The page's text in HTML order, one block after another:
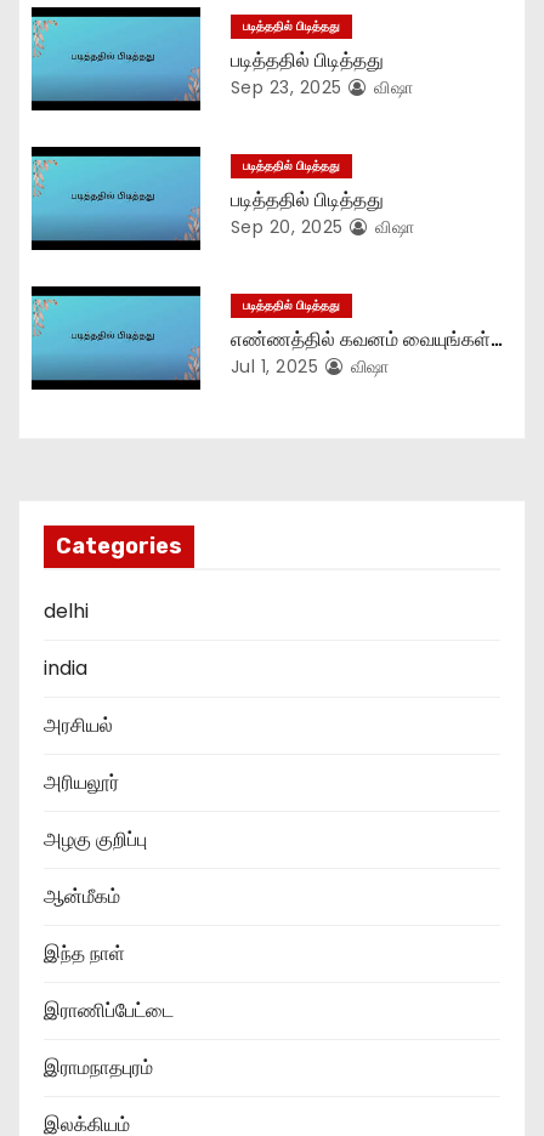
a
t
i
o
n
படித்ததில் பிடித்தது
படித்ததில் பிடித்தது
Sep 23, 2025 விஷா
படித்ததில் பிடித்தது
படித்ததில் பிடித்தது
Sep 20, 2025 விஷா
படித்ததில் பிடித்தது
எண்ணத்தில் கவனம் வையுங்கள்…
Jul 1, 2025 விஷா
Categories
delhi
india
அரசியல்
அரியலூர்
அழகு குறிப்பு
ஆன்மீகம்
இந்த நாள்
இராணிப்பேட்டை
இராமநாதபுரம்
இலக்கியம்